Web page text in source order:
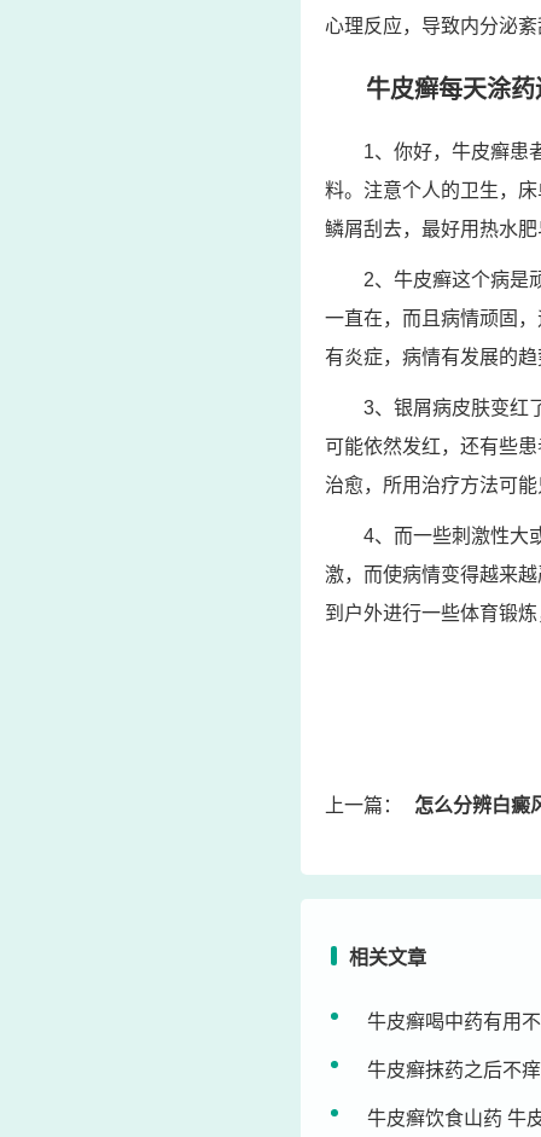
心理反应，导致内分泌
牛皮癣每天涂
1、你好，牛皮癣患
料。注意个人的卫生，
鳞屑刮去，最好用热水
2、牛皮癣这个病是
一直在，而且病情顽固
有炎症，病情有发展的趋
3、银屑病皮肤变红
可能依然发红，还有些
治愈，所用治疗方法可
4、而一些刺激性大
激，而使病情变得越来
到户外进行一些体育锻
上一篇： 怎么分辨白癜风
相关文章
牛皮癣喝中药有用不
牛皮癣抹药之后不
牛皮癣饮食山药 牛